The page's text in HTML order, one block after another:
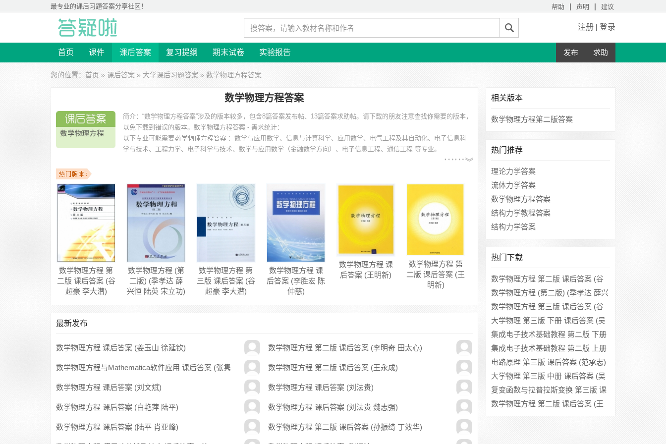
最专业的课后习题答案分享社区！ 帮助 | 声明 | 建议
注册 | 登录
首页 课件 课后答案 复习提纲 期末试卷 实验报告 发布 求助
您的位置： 首页 » 课后答案 » 大学课后习题答案 » 数学物理方程答案
数学物理方程答案
简介： “数学物理方程答案”涉及的版本较多，包含8篇答案发布帖、13篇答案求助帖。请下载的朋友注意查找你需要的版本，
以免下载到错误的版本。 数学物理方程答案 - 需求统计：
以下专业可能需要
：数学与应用数学、信息与计算科学、应用数学、电气工程及其自动化、电子信息科
学与技术、工程力学、电子科学与技术、数学与应用数学（金融数学方向）、电子信息工程、通信工程 等专业。
：浙江大学、中国科技大学、上海交通大学、中国科学技术大学、电子科技大学、吉林大学、大连理工大
学、海南师范大学、复旦大学、南京信息工程大学 等。
数学物理方程 第
二版 课后答案 (谷
超豪 李大潜)
数学物理方程 (第
二版) (季孝达 薛
兴恒 陆英 宋立功)
数学物理方程 第
三版 课后答案 (谷
超豪 李大潜)
数学物理方程 课
后答案 (李胜宏 陈
仲慈)
数学物理方程 课
后答案 (王明新)
数学物理方程 第
二版 课后答案 (王
明新)
最新发布
数学物理方程 课后答案 (姜玉山 徐延钦) 数学物理方程 第二版 课后答案 (李明奇 田太心)
数学物理方程与Mathematica软件应用 课后答案 (张隽
沈守枫)
数学物理方程 第二版 课后答案 (王永成)
数学物理方程 课后答案 (刘文斌) 数学物理方程 课后答案 (刘法贵)
数学物理方程 课后答案 (白艳萍 陆平) 数学物理方程 课后答案 (刘法贵 魏志强)
数学物理方程 课后答案 (陆平 肖亚峰) 数学物理方程 第二版 课后答案 (孙振绮 丁效华)
相关版本
数学物理方程第二版答案
热门推荐
理论力学答案
流体力学答案
数学物理方程答案
结构力学教程答案
结构力学答案
热门下载
数学物理方程 第二版 课后答案 (谷
超豪 李大潜)
数学物理方程 (第二版) (季孝达 薛兴
恒 陆英 宋立功) 课后答案
数学物理方程 第三版 课后答案 (谷
超豪 李大潜)
大学物理 第三版 下册 课后答案 (吴
泽华 陈治中)
集成电子技术基础教程 第二版 下册
课后答案 (王小海)
集成电子技术基础教程 第二版 上册
课后答案 (郑家龙 陈隆道)
电路原理 第三版 课后答案 (范承志)
大学物理 第三版 中册 课后答案 (吴
泽华 陈治中)
复变函数与拉普拉斯变换 第三版 课
后答案 (金忆丹 尹永成)
数学物理方程 第二版 课后答案 (王